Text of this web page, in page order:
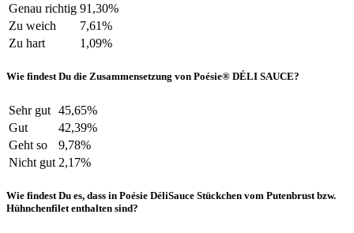
Genau richtig 91,30%
Zu weich
7,61%
Zu hart
1,09%
Wie findest Du die Zusammensetzung von Poésie® DÉLI SAUCE?
Sehr gut 45,65%
Gut
42,39%
Geht so
9,78%
Nicht gut 2,17%
Wie findest Du es, dass in Poésie DéliSauce Stückchen vom Putenbrust bzw.
Hühnchenfilet enthalten sind?